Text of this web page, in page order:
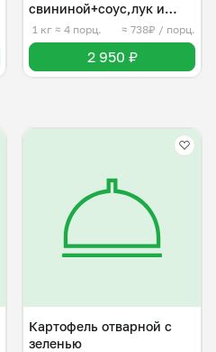
свининой+соус,лук и
огурчики
1 кг ≈ 4 порц. ≈ 738₽ / порц.
2 950 ₽
Картофель отварной с
зеленью